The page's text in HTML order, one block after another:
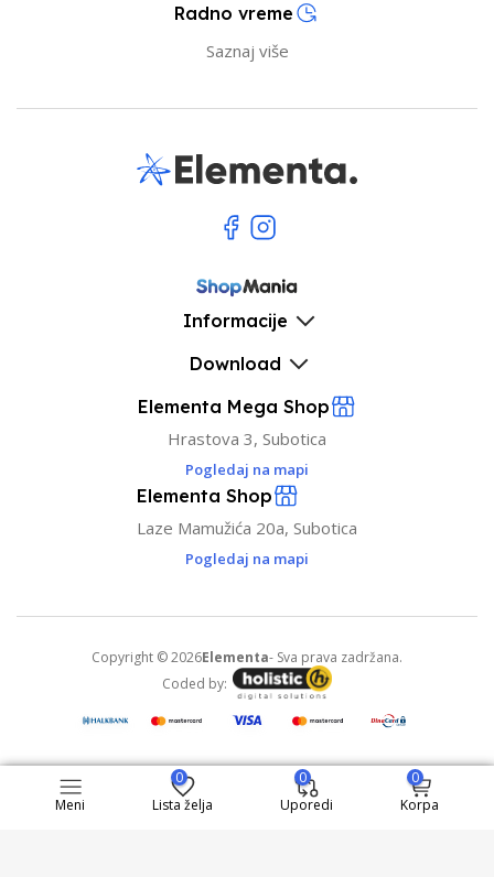
Meni
0
Lista želja
0
Uporedi
0
Korpa
Radno vreme
Saznaj više
Informacije
Download
Elementa Mega Shop
Hrastova 3, Subotica
Pogledaj na mapi
Elementa Shop
Laze Mamužića 20a, Subotica
Pogledaj na mapi
Copyright © 2026Elementa- Sva prava zadržana.
Coded by: